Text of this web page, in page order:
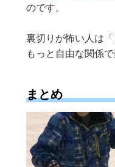
のです。
裏切りが怖い人は
もっと自由な関係
まとめ